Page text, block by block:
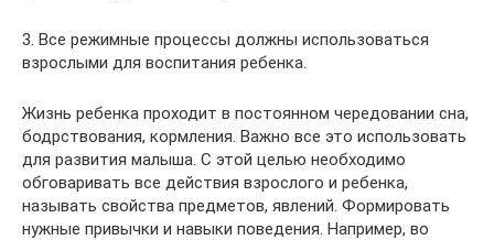
3. Все режимные процессы должны использоваться
взрослыми для воспитания ребенка.
Жизнь ребенка проходит в постоянном чередовании сна,
бодрствования, кормления. Важно все это использовать
для развития малыша. С этой целью необходимо
обговаривать все действия взрослого и ребенка,
называть свойства предметов, явлений. Формировать
нужные привычки и навыки поведения. Например, во